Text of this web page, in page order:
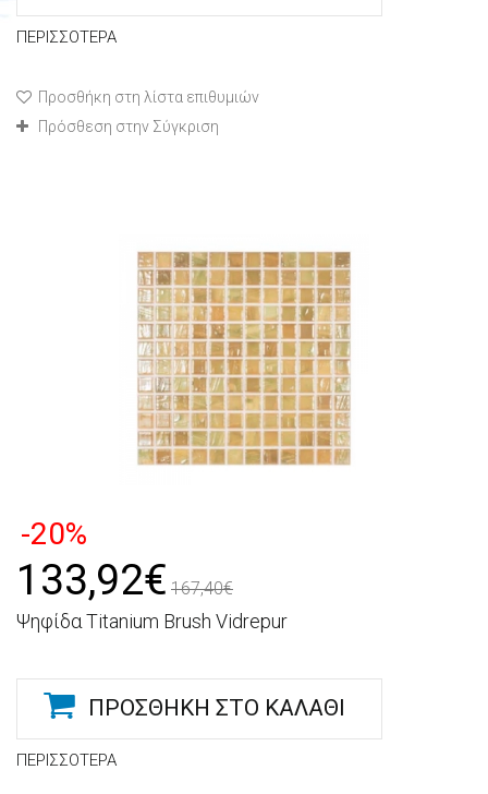
ΠΕΡΙΣΣΌΤΕΡΑ
Προσθήκη στη λίστα επιθυμιών
Πρόσθεση στην Σύγκριση
-20%
133,92€ 167,40€
Ψηφίδα Titanium Brush Vidrepur
ΠΡΟΣΘΉΚΗ ΣΤΟ ΚΑΛΆΘΙ
ΠΕΡΙΣΣΌΤΕΡΑ